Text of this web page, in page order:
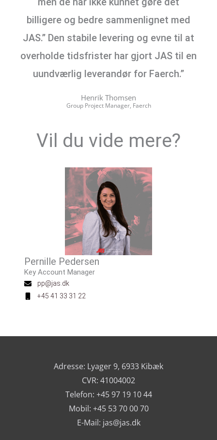
billigere og bedre sammenlignet med
JAS.” Den stabile levering og evne til at
overholde tidsfrister har gjort JAS til en
uundværlig leverandør for Faerch.”
Henrik Thomsen
Group Project Manager, Faerch
Vil du vide mere?
Pernille Pedersen
Key Account Manager
pp@jas.dk
+45 41 33 31 22
Adresse: Lyager 9, 6933 Kibæk
CVR: 41004002
Telefon: +45 97 19 10 44
Mobil: +45 53 70 00 70
E-Mail: jas@jas.dk